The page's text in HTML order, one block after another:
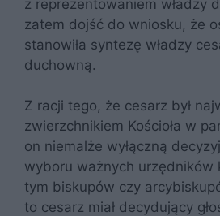
z reprezentowaniem władzy
zatem dojść do wniosku, że
stanowiła syntezę władzy
duchowną.
Z racji tego, że cesarz był
zwierzchnikiem Kościoła w
on niemalże wyłączną
wyboru ważnych urzędników
tym biskupów czy
to cesarz miał decydujący